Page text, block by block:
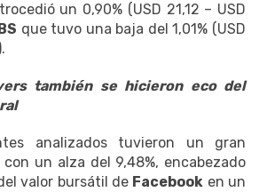
un 0,90% (USD 21,12 – USD
que tuvo una baja del 1,01% (USD
también se hicieron eco del
analizados tuvieron un gran
un alza del 9,48%, encabezado
valor bursátil de Facebook en un